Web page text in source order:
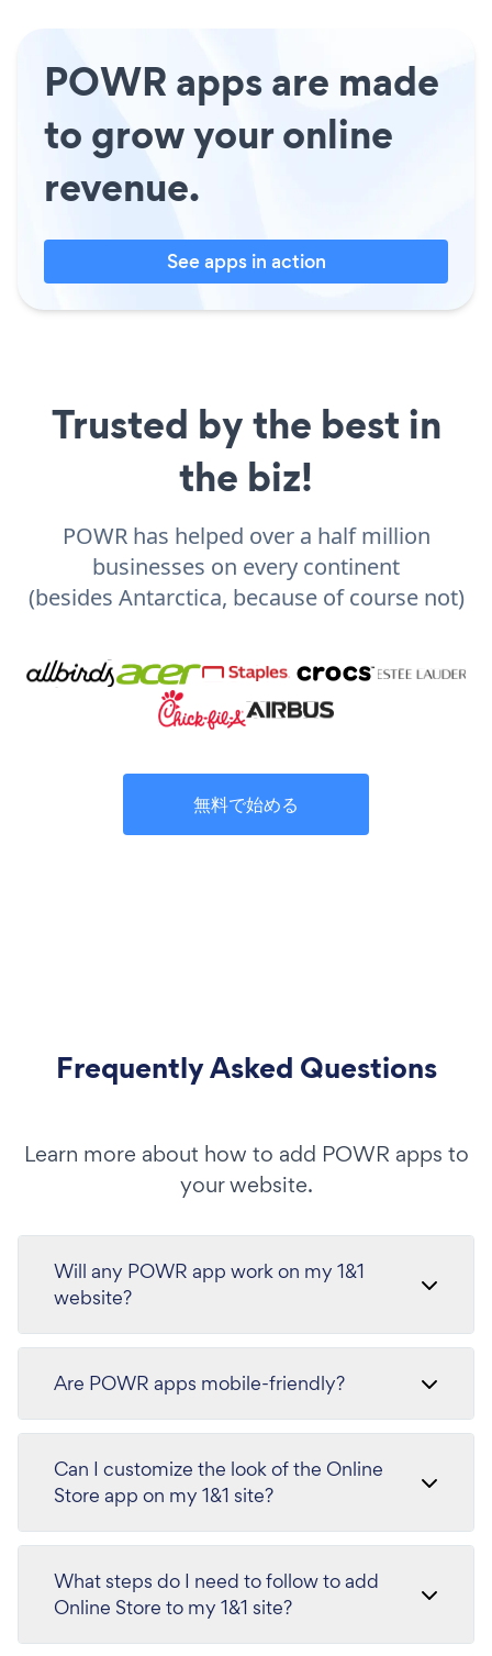
POWR apps are made
to grow your online
revenue.
See apps in action
Trusted by the best in
the biz!
POWR has helped over a half million
businesses on every continent
(besides Antarctica, because of course not)
無料で始める
Frequently Asked Questions
Learn more about how to add POWR apps to
your website.
Will any POWR app work on my 1&1
website?
Are POWR apps mobile-friendly?
Can I customize the look of the Online
Store app on my 1&1 site?
What steps do I need to follow to add
Online Store to my 1&1 site?